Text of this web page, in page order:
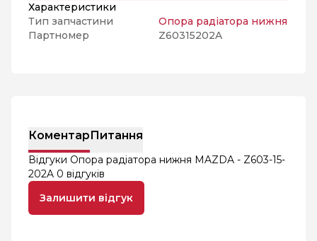
Характеристики
Тип запчастини
Опора радіатора нижня
Партномер
Z60315202A
КоментарПитання
Відгуки Опора радіатора нижня MAZDA - Z603-15-
202A 0 відгуків
Залишити відгук